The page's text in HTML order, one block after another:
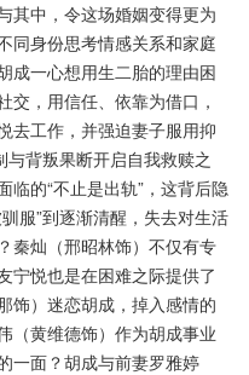
其中，令这场婚姻变得更为
同身份思考情感关系和家庭
成一心想用生二胎的理由困
交，用信任、依靠为借口，
去工作，并强迫妻子服用抑
与背叛果断开启自我救赎之
临的“不止是出轨”，这背后隐
服”到逐渐清醒，失去对生活
秦灿（邢昭林饰）不仅有专
宁悦也是在困难之际提供了
饰）迷恋胡成，掉入感情的
（黄维德饰）作为胡成事业
一面？胡成与前妻罗雅婷